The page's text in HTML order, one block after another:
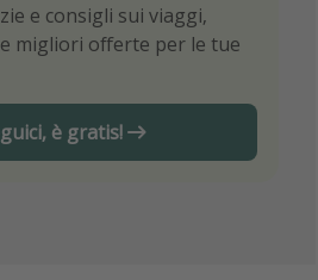
e consigli sui viaggi,
migliori offerte per le tue
è gratis!
le migliori offerte di